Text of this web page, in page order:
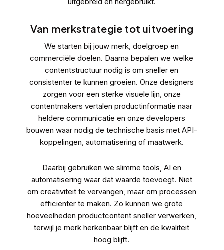
Van merkstrategie tot uitvoering
We starten bij jouw merk, doelgroep en
commerciële doelen. Daarna bepalen we welke
contentstructuur nodig is om sneller en
consistenter te kunnen groeien. Onze designers
zorgen voor een sterke visuele lijn, onze
contentmakers vertalen productinformatie naar
heldere communicatie en onze developers
bouwen waar nodig de technische basis met API-
koppelingen, automatisering of maatwerk.
Daarbij gebruiken we slimme tools, AI en
automatisering waar dat waarde toevoegt. Niet
om creativiteit te vervangen, maar om processen
efficiënter te maken. Zo kunnen we grote
hoeveelheden productcontent sneller verwerken,
terwijl je merk herkenbaar blijft en de kwaliteit
hoog blijft.